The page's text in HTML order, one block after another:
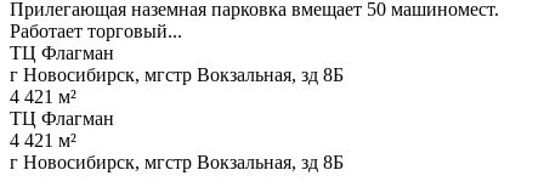
Прилегающая наземная парковка вмещает 50 машиномест.
Работает торговый...
ТЦ Флагман
г Новосибирск, мгстр Вокзальная, зд 8Б
4 421 м²
ТЦ Флагман
4 421 м²
г Новосибирск, мгстр Вокзальная, зд 8Б